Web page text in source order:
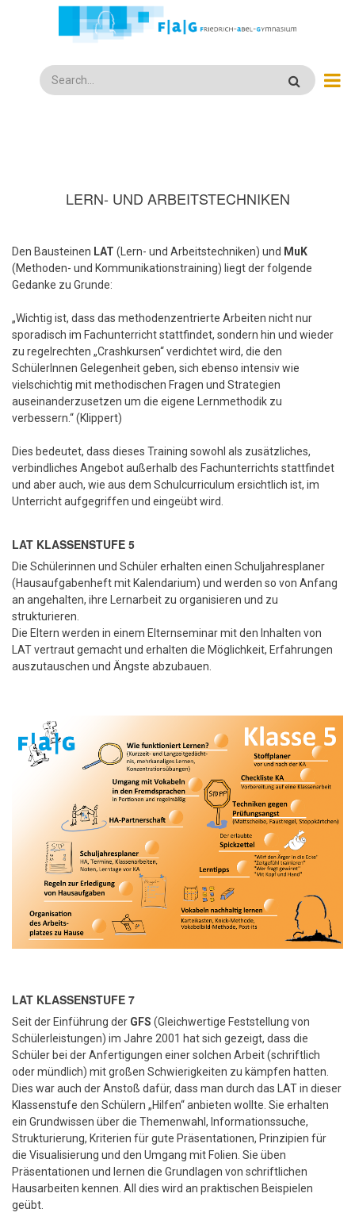
Search
LERN- UND ARBEITSTECHNIKEN
Den Bausteinen LAT (Lern- und Arbeitstechniken) und MuK
(Methoden- und Kommunikationstraining) liegt der folgende
Gedanke zu Grunde:
„Wichtig ist, dass das methodenzentrierte Arbeiten nicht nur
sporadisch im Fachunterricht stattfindet, sondern hin und wieder
zu regelrechten „Crashkursen“ verdichtet wird, die den
SchülerInnen Gelegenheit geben, sich ebenso intensiv wie
vielschichtig mit methodischen Fragen und Strategien
auseinanderzusetzen um die eigene Lernmethodik zu
verbessern.“ (Klippert)
Dies bedeutet, dass dieses Training sowohl als zusätzliches,
verbindliches Angebot außerhalb des Fachunterrichts stattfindet
und aber auch, wie aus dem Schulcurriculum ersichtlich ist, im
Unterricht aufgegriffen und eingeübt wird.
LAT KLASSENSTUFE 5
Die Schülerinnen und Schüler erhalten einen Schuljahresplaner
(Hausaufgabenheft mit Kalendarium) und werden so von Anfang
an angehalten, ihre Lernarbeit zu organisieren und zu
strukturieren.
Die Eltern werden in einem Elternseminarmit den Inhalten von
LAT vertraut gemacht und erhalten die Möglichkeit, Erfahrungen
auszutauschen und Ängste abzubauen.
LAT KLASSENSTUFE 7
Seit der Einführung der GFS (Gleichwertige Feststellung von
Schülerleistungen) im Jahre 2001 hat sich gezeigt, dass die
Schüler bei der Anfertigungen einer solchen Arbeit (schriftlich
oder mündlich) mit großen Schwierigkeiten zu kämpfen hatten.
Dies war auch der Anstoß dafür, dass man durch das LAT in dieser
Klassenstufe den Schülern „Hilfen“ anbieten wollte. Sie erhalten
ein Grundwissen über die Themenwahl, Informationssuche,
Strukturierung, Kriterien für gute Präsentationen, Prinzipien für
die Visualisierung und den Umgang mit Folien. Sie üben
Präsentationen und lernen die Grundlagen von schriftlichen
Hausarbeiten kennen. All dies wird an praktischen Beispielen
geübt.